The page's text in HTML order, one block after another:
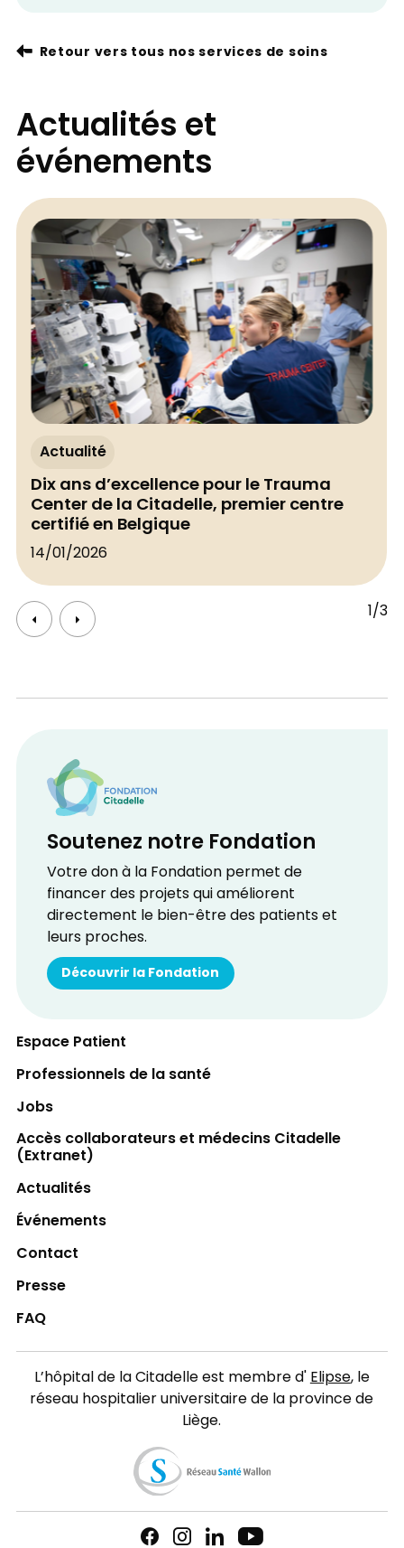
Retour vers tous nos services de soins
Actualités et
événements
Actualité
Dix ans d’excellence pour le Trauma
Center de la Citadelle, premier centre
certifié en Belgique
14/01/2026
1/3
Soutenez notre Fondation
Votre don à la Fondation permet de
financer des projets qui améliorent
directement le bien-être des patients et
leurs proches.
Découvrir la Fondation
Espace Patient
Professionnels de la santé
Jobs
Accès collaborateurs et médecins Citadelle
(Extranet)
Actualités
Événements
Contact
Presse
FAQ
L’hôpital de la Citadelle est membre d'Elipse, le
réseau hospitalier universitaire de la province de
Liège.